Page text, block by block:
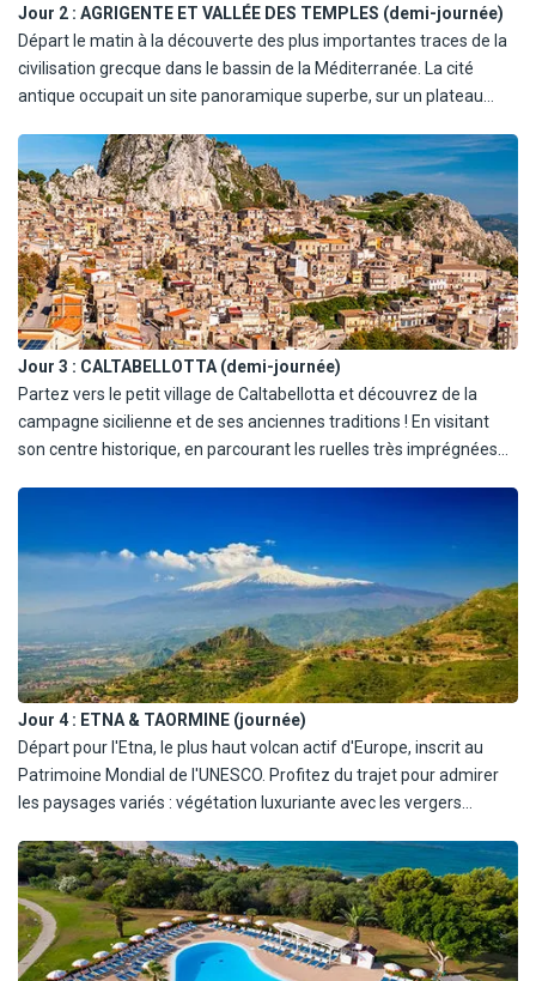
Jour 2 : AGRIGENTE ET VALLÉE DES TEMPLES (demi-journée)
Départ le matin à la découverte des plus importantes traces de la
civilisation grecque dans le bassin de la Méditerranée. La cité
antique occupait un site panoramique superbe, sur un plateau
Temples, où on peut encore voir les ruines de 7 des 10 temples
restant de la glorieuse cité grecque. Visite de la célèbre Vallée des
Temples : temple de Junon, Jupiter, Castor et Pollux, Concorde et
Jupiter (entrée en supplément à régler sur place : 17€/personne).
Retour à l'hôtel pour le déjeuner et après-midi libre en formule
tout inclus.
Jour 3 : CALTABELLOTTA (demi-journée)
Partez vers le petit village de Caltabellotta et découvrez de la
campagne sicilienne et de ses anciennes traditions ! En visitant
son centre historique, en parcourant les ruelles très imprégnées
l'interaction et le contact avec de nombreuses espèces d'animaux.
Profitez d'une dégustation de produits typiques, y compris le miel
produit par les abeille de la ferme.
Jour 4 : ETNA & TAORMINE (journée)
Départ pour l'Etna, le plus haut volcan actif d'Europe, inscrit au
Patrimoine Mondial de l'UNESCO. Profitez du trajet pour admirer
les paysages variés : végétation luxuriante avec les vergers
les zones désertiques des champs de lave qui rappelle les
paysages lunaires. Au point d'arrivée, à environ 1800/1900 m, les
Monts Silvestri, couleurs spectaculaires des anciennes coulées de
lave des deux bouches de cratères éteints Silvestri Superiore et
Silvestri Inferiore.